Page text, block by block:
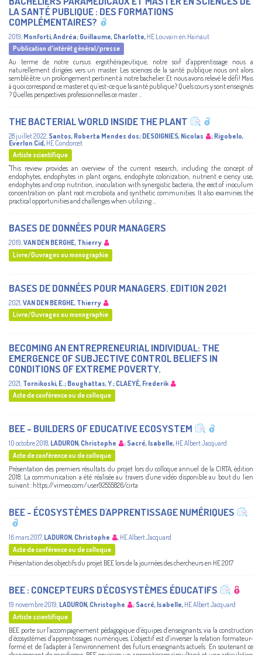
LA SANTÉ PUBLIQUE : DES FORMATIONS
COMPLÉMENTAIRES?
2019, Monforti, Andréa; Guillaume, Charlotte, HE Louvain en Hainaut
Publication d'intérêt général/presse
Au terme de notre cursus ergothérapeutique, notre soif d’apprentissage nous a
naturellement dirigées vers un master. Les sciences de la santé publique nous ont alors
semblé être un prolongement pertinent à notre bachelier. Et nous avons relevé le défi! Mais
à quoi correspond ce master et qu’est-ce que la santé publique? Quels cours y sont enseignés
? Quelles perspectives professionnelles ce master ...
THE BACTERIAL WORLD INSIDE THE PLANT
28 juillet 2022, Santos, Roberta Mendes dos; DESOIGNIES, Nicolas ; Rigobelo,
Everlon Cid, HE Condorcet
Article scientifique
"This review provides an overview of the current research, including the concept of
endophytes, endophytes in plant organs, endophyte colonization, nutrient e ciency use,
endophytes and crop nutrition, inoculation with synergistic bacteria, the eect of inoculum
concentration on plant root microbiota and synthetic communities. It also examines the
practical opportunities and challenges when utilizing ...
BASES DE DONNÉES POUR MANAGERS
2019,VAN DEN BERGHE, Thierry
Livre/Ouvrages ou monographie
BASES DE DONNÉES POUR MANAGERS. EDITION 2021
2021 VAN DEN BERGHE, Thierry
Livre/Ouvrages ou monographie
BECOMING AN ENTREPRENEURIAL INDIVIDUAL: THE
EMERGENCE OF SUBJECTIVE CONTROL BELIEFS IN
CONDITIONS OF EXTREME POVERTY.
2021 Tornikoski, E.; Boughattas, Y.; CLAEYÉ, Frederik
Acte de conférence ou de colloque
BEE - BUILDERS OF EDUCATIVE ECOSYSTEM
10 octobre 2018 LADURON, Christophe ; Sacré, Isabelle, HE Albert Jacquard
Acte de conférence ou de colloque
Présentation des premiers résultats du projet lors du colloque annuel de la CIRTA, édition
2018. La communication a été réalisée au travers d'une vidéo disponible au bout du lien
suivant : https://vimeo.com/user92555826/cirta
BEE - ÉCOSYSTÈMES D'APPRENTISSAGE NUMÉRIQUES
16 mars 2017, LADURON, Christophe , HE Albert Jacquard
Acte de conférence ou de colloque
Présentation des objectifs du projet BEE lors de la journées des chercheurs en HE 2017
BEE : CONCEPTEURS D'ÉCOSYSTÈMES ÉDUCATIFS
19 novembre 2019, LADURON, Christophe ; Sacré, Isabelle, HE Albert Jacquard
Article scientifique
BEE porte sur l’accompagnement pédagogique d’équipes d’enseignants, via la construction
d’écosystèmes d’apprentissages numériques. L’objectif est d’inverser la relation formateur-
formé et de l’adapter à l’environnement des futurs enseignants actuels. En soutenant ce